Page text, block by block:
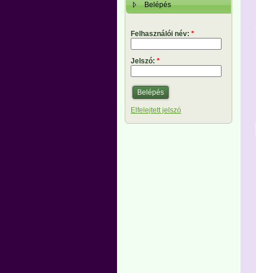
Belépés
Felhasználói név: *
Jelszó: *
Elfelejtett jelszó